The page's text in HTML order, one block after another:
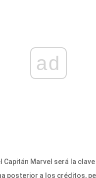
ad
Marvel será la
posterior a los créditos,